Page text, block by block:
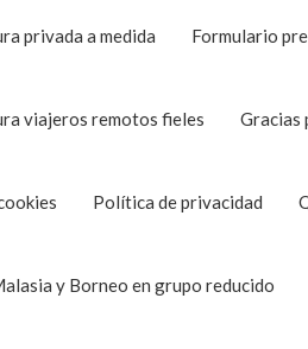
privada a medida Formulario
viajeros remotos fieles Gracias
Política de privacidad
y Borneo en grupo reducido